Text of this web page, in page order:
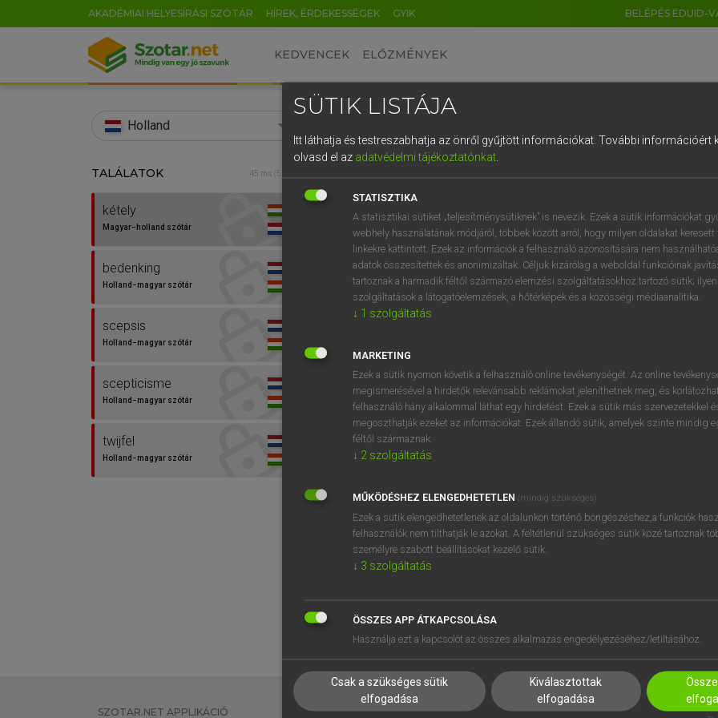
AKADÉMIAI HELYESÍRÁSI SZÓTÁR HÍREK, ÉRDEKESSÉGEK GYIK BELÉPÉS EDUID-
KEDVENCEK ELŐZMÉNYEK
Holland
TALÁLATOK 45 ms (5 db)
kétely
Magyar−holland szótár
bedenking
Holland−magyar szótár
scepsis
Holland−magyar szótár
scepticisme
Holland−magyar szótár
twijfel
Holland−magyar szótár
Magyar−holland szótár
VAN ELŐFIZETÉSED?
megtekintéséhez.
BELÉPÉS
próbaverziójának
regisztrálok ésbelépek.
REGISZTRÁCIÓ
SZOTAR.NET APPLIKÁCIÓ EGYÉNI FELHASZNÁLÓKNAK SÚGÓ
SÜTIK LISTÁJA
Itt láthatja és testreszabhatja az önről gyűjtött információkat. További információért
olvasd el az adatvédelmi tájékoztatónkat.
STATISZTIKA
A statisztikai sütiket „teljesítménysütiknek” is nevezik. Ezek a sütik információkat
webhely használatának módjáról, többek között arról, hogy milyen oldalakat keresett
linkekre kattintott. Ezek az információk a felhasználó azonosítására nem
adatok összesítettek és anonimizáltak. Céljuk kizárólag a weboldal funkcióinak
tartoznak a harmadik féltől származó elemzési szolgáltatásokhoz tartozó sütik;
szolgáltatások a látogatóelemzések, a hőtérképek és a közösségi médiaanalitika.
↓ 1 szolgáltatás
MARKETING
Ezek a sütik nyomon követik a felhasználó online tevékenységét. Az online
megismerésével a hirdetők relevánsabb reklámokat jeleníthetnek meg, és
felhasználó hány alkalommal láthat egy hirdetést. Ezek a sütik más szervezetekkel
megoszthatják ezeket az információkat. Ezek állandó sütik, amelyek szinte mindig
féltől származnak.
↓ 2 szolgáltatás
MŰKÖDÉSHEZ ELENGEDHETETLEN (mindig szükséges)
Ezek a sütik elengedhetetlenek az oldalunkon történő böngészéshez,a funkciók
felhasználók nem tilthatják le azokat. A feltétlenül szükséges sütik közé tartoznak
személyre szabott beállításokat kezelő sütik.
↓ 3 szolgáltatás
ÖSSZES APP ÁTKAPCSOLÁSA
Használja ezt a kapcsolót az összes alkalmazás engedélyezéséhez/letiltásához.
Csak a szükséges sütik
elfogadása
Kiválasztottak
elfogadása
EN HU DE CN FR ES IT NL
0 1 2 3 4 5 6 7 8 9
q w e r t z u i
a s d f g h j k l é
í y x c v b n m , .